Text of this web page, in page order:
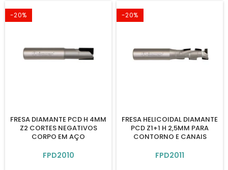
-20%
FRESA DIAMANTE PCD H 4MM
Z2 CORTES NEGATIVOS
CORPO EM AÇO
FPD2010
-20%
FRESA HELICOIDAL DIAMANTE
PCD Z1+1 H 2,5MM PARA
CONTORNO E CANAIS
FPD2011